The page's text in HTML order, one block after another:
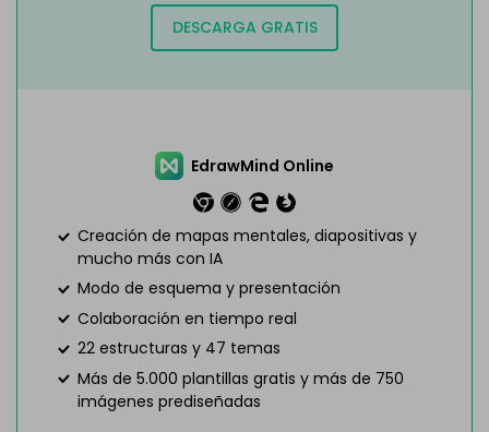
DESCARGA GRATIS
EdrawMind Online
Creación de mapas mentales, diapositivas y
mucho más con IA
Modo de esquema y presentación
Colaboración en tiempo real
22 estructuras y 47 temas
Más de 5.000 plantillas gratis y más de 750
imágenes prediseñadas